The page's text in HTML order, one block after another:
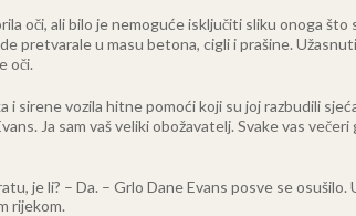
oči, ali bilo je nemoguće isključiti sliku onoga
pretvarale u masu betona, cigli i prašine.
oči.
sirene vozila hitne pomoći koji su joj razbudili
Ja sam vaš veliki obožavatelj. Svake vas
je li? – Da. – Grlo Dane Evans posve se
rijekom.